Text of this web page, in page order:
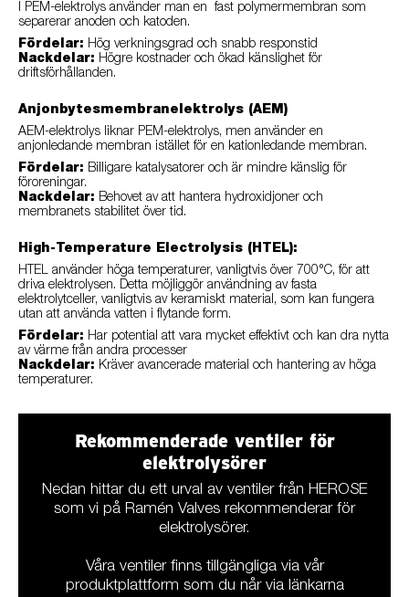
I PEM-elektrolys använder man en fast polymermembran som
separerar anoden och katoden.
Fördelar: Hög verkningsgrad och snabb responstid
Nackdelar: Högre kostnader och ökad känslighet för
driftsförhållanden.
Anjonbytesmembranelektrolys (AEM)
AEM-elektrolys liknar PEM-elektrolys, men använder en
anjonledande membran istället för en kationledande membran.
Fördelar: Billigare katalysatorer och är mindre känslig för
föroreningar.
Nackdelar: Behovet av att hantera hydroxidjoner och
membranets stabilitet över tid.
High-Temperature Electrolysis (HTEL):
HTEL använder höga temperaturer, vanligtvis över 700°C, för att
driva elektrolysen. Detta möjliggör användning av fasta
elektrolytceller, vanligtvis av keramiskt material, som kan fungera
utan att använda vatten i flytande form.
Fördelar: Har potential att vara mycket effektivt och kan dra nytta
av värme från andra processer
Nackdelar: Kräver avancerade material och hantering av höga
temperaturer.
Rekommenderade ventiler för
elektrolysörer
Nedan hittar du ett urval av ventiler från HEROSE
som vi på Ramén Valves rekommenderar för
elektrolysörer.
Våra ventiler finns tillgängliga via vår
produktplattform som du når via länkarna